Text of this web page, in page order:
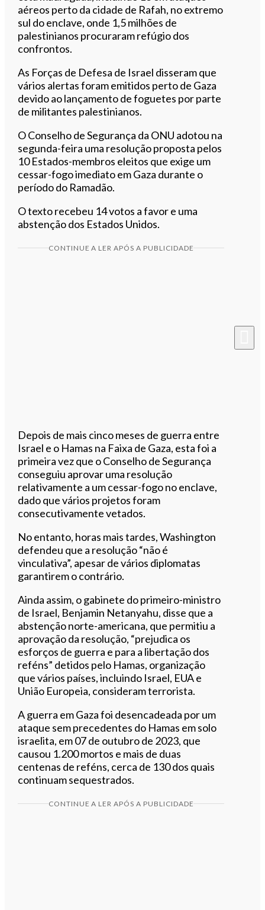
aéreos perto da cidade de Rafah, no extremo
sul do enclave, onde 1,5 milhões de
palestinianos procuraram refúgio dos
confrontos.
As Forças de Defesa de Israel disseram que
vários alertas foram emitidos perto de Gaza
devido ao lançamento de foguetes por parte
de militantes palestinianos.
O Conselho de Segurança da ONU adotou na
segunda-feira uma resolução proposta pelos
10 Estados-membros eleitos que exige um
cessar-fogo imediato em Gaza durante o
período do Ramadão.
O texto recebeu 14 votos a favor e uma
abstenção dos Estados Unidos.
CONTINUE A LER APÓS A PUBLICIDADE
Depois de mais cinco meses de guerra entre
Israel e o Hamas na Faixa de Gaza, esta foi a
primeira vez que o Conselho de Segurança
conseguiu aprovar uma resolução
relativamente a um cessar-fogo no enclave,
dado que vários projetos foram
consecutivamente vetados.
No entanto, horas mais tardes, Washington
defendeu que a resolução “não é
vinculativa”, apesar de vários diplomatas
garantirem o contrário.
Ainda assim, o gabinete do primeiro-ministro
de Israel, Benjamin Netanyahu, disse que a
abstenção norte-americana, que permitiu a
aprovação da resolução, “prejudica os
esforços de guerra e para a libertação dos
reféns” detidos pelo Hamas, organização
que vários países, incluindo Israel, EUA e
União Europeia, consideram terrorista.
A guerra em Gaza foi desencadeada por um
ataque sem precedentes do Hamas em solo
israelita, em 07 de outubro de 2023, que
causou 1.200 mortos e mais de duas
centenas de reféns, cerca de 130 dos quais
continuam sequestrados.
CONTINUE A LER APÓS A PUBLICIDADE